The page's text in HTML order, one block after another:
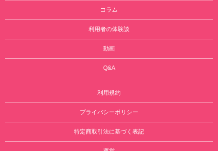
コラム
利用者の体験談
動画
Q&A
利用規約
プライバシーポリシー
特定商取引法に基づく表記